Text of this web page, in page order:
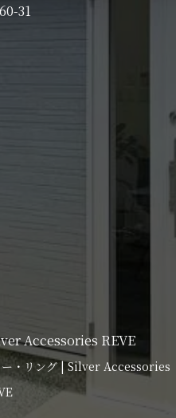
31
Accessories REVE
ー・リング | Silver Accessories